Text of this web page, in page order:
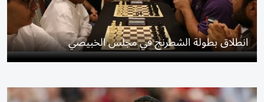
انطلاق بطولة الشطرنج في مجلس الخبيصي